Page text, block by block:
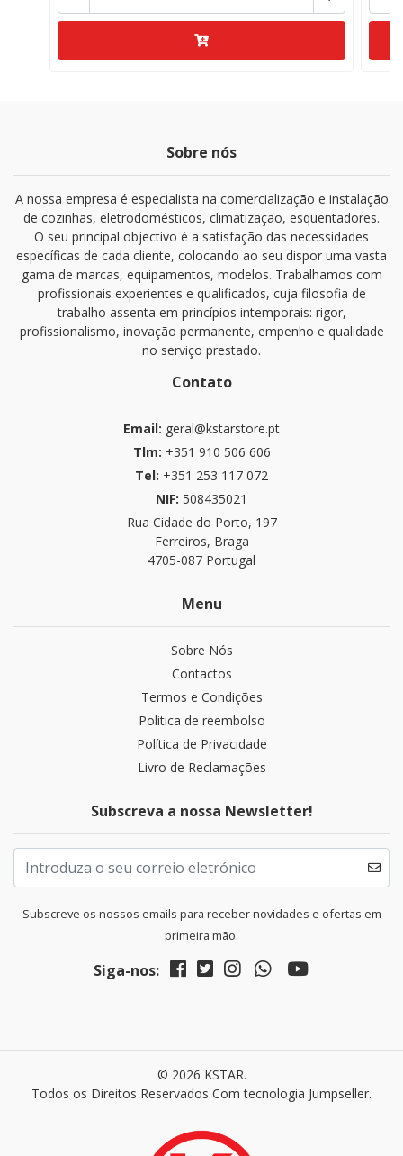
Sobre nós
A nossa empresa é especialista na comercialização e instalação
de cozinhas, eletrodomésticos, climatização, esquentadores.
O seu principal objectivo é a satisfação das necessidades
específicas de cada cliente, colocando ao seu dispor uma vasta
gama de marcas, equipamentos, modelos. Trabalhamos com
profissionais experientes e qualificados, cuja filosofia de
trabalho assenta em princípios intemporais: rigor,
profissionalismo, inovação permanente, empenho e qualidade
no serviço prestado.
Contato
Email: geral@kstarstore.pt
Tlm: +351 910 506 606
Tel: +351 253 117 072
NIF: 508435021
Rua Cidade do Porto, 197
Ferreiros, Braga
4705-087 Portugal
Menu
Sobre Nós
Contactos
Termos e Condições
Politica de reembolso
Política de Privacidade
Livro de Reclamações
Subscreva a nossa Newsletter!
Subscreve os nossos emails para receber novidades e ofertas em
primeira mão.
Siga-nos:
© 2026 KSTAR.
Todos os Direitos Reservados Com tecnologia Jumpseller.